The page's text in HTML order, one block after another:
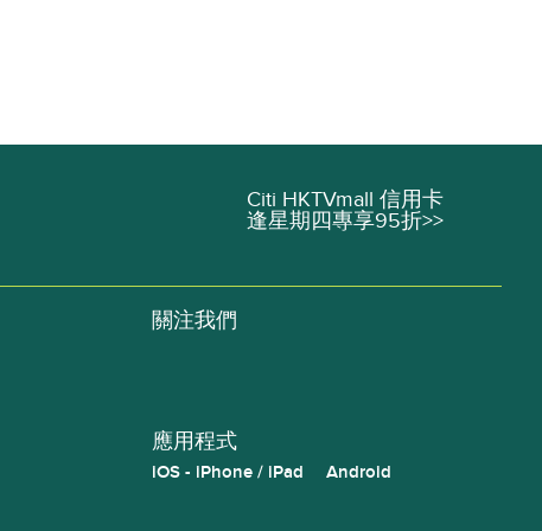
Citi HKTVmall 信用卡
逢星期四專享95折>>
關注我們
應用程式
iOS - iPhone / iPad Android